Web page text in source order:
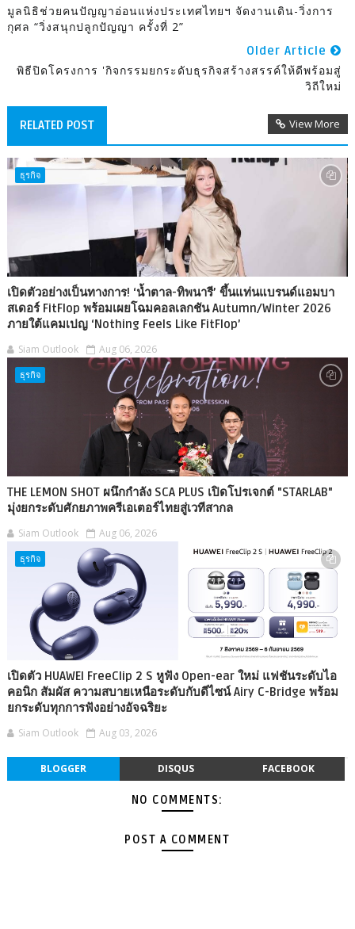
มูลนิธิช่วยคนปัญญาอ่อนแห่งประเทศไทยฯ จัดงานเดิน-วิ่งการ
กุศล “วิ่งสนุกปลูกปัญญา ครั้งที่ 2”
Older Article
พิธีปิดโครงการ 'กิจกรรมยกระดับธุรกิจสร้างสรรค์ให้ดีพร้อมสู่
วิถีใหม่
RELATED POST View More
ธุรกิจ
เปิดตัวอย่างเป็นทางการ! ‘น้ำตาล-ทิพนารี’ ขึ้นแท่นแบรนด์แอมบา
สเดอร์ FitFlop พร้อมเผยโฉมคอลเลกชัน Autumn/Winter 2026
ภายใต้แคมเปญ ‘Nothing Feels Like FitFlop’
Siam Outlook Aug 06, 2026
ธุรกิจ
THE LEMON SHOT ผนึกกำลัง SCA PLUS เปิดโปรเจกต์ "STARLAB"
มุ่งยกระดับศักยภาพครีเอเตอร์ไทยสู่เวทีสากล
Siam Outlook Aug 06, 2026
ธุรกิจ
เปิดตัว HUAWEI FreeClip 2 S หูฟัง Open-ear ใหม่ แฟชันระดับไอ
คอนิก สัมผัส ความสบายเหนือระดับกับดีไซน์ Airy C-Bridge พร้อม
ยกระดับทุกการฟังอย่างอัจฉริยะ
Siam Outlook Aug 03, 2026
BLOGGER DISQUS FACEBOOK
NO COMMENTS:
POST A COMMENT